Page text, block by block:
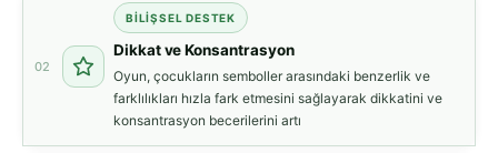
02
BILIŞSEL DESTEK
Dikkat ve Konsantrasyon
Oyun, çocukların semboller arasındaki benzerlik ve
farklılıkları hızla fark etmesini sağlayarak dikkatini ve
konsantrasyon becerilerini artı